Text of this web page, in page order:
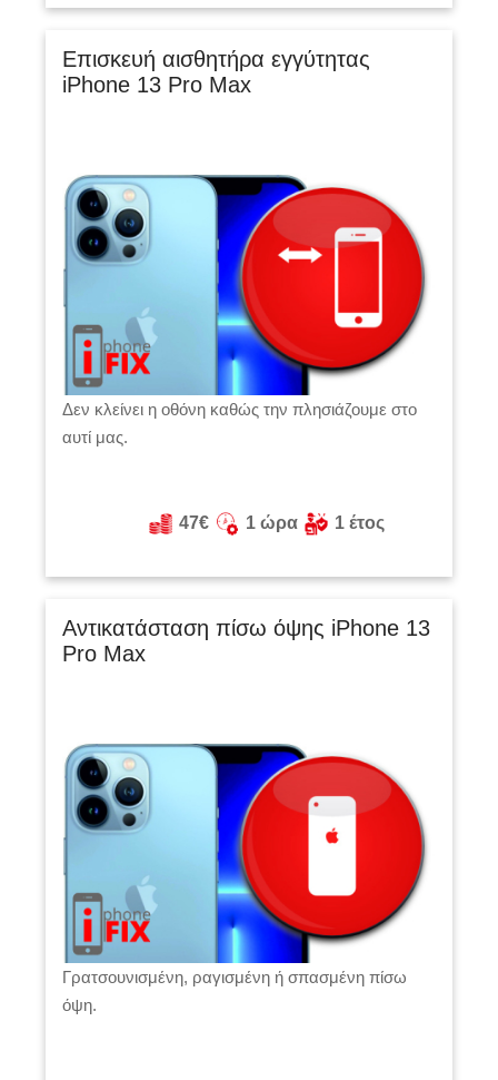
Επισκευή αισθητήρα εγγύτητας
iPhone 13 Pro Max
Δεν κλείνει η οθόνη καθώς την πλησιάζουμε στο
αυτί μας.
47€ 1 ώρα 1 έτος
Αντικατάσταση πίσω όψης iPhone 13
Pro Max
Γρατσουνισμένη, ραγισμένη ή σπασμένη πίσω
όψη.